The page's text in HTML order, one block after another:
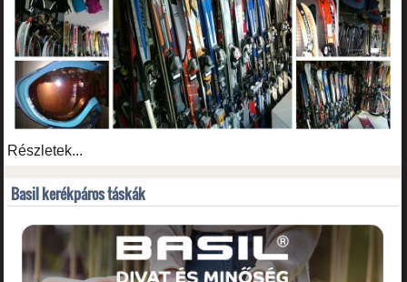
Részletek...
Basil kerékpáros táskák